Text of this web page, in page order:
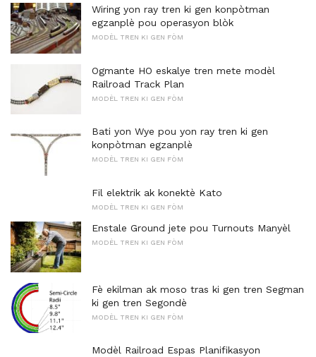
Wiring yon ray tren ki gen konpòtman
egzanplè pou operasyon blòk
MODÈL TREN KI GEN FÒM
Ogmante HO eskalye tren mete modèl
Railroad Track Plan
MODÈL TREN KI GEN FÒM
Bati yon Wye pou yon ray tren ki gen
konpòtman egzanplè
MODÈL TREN KI GEN FÒM
Fil elektrik ak konektè Kato
MODÈL TREN KI GEN FÒM
Enstale Ground jete pou Turnouts Manyèl
MODÈL TREN KI GEN FÒM
Fè ekilman ak moso tras ki gen tren Segman
ki gen tren Segondè
MODÈL TREN KI GEN FÒM
Modèl Railroad Espas Planifikasyon